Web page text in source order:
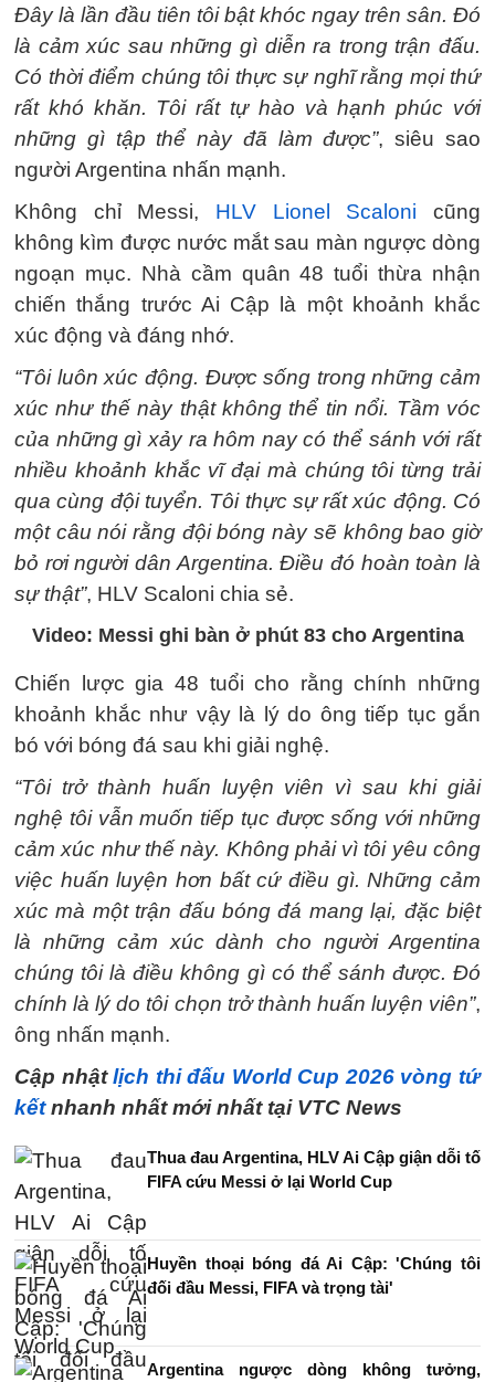
Đây là lần đầu tiên tôi bật khóc ngay trên sân. Đó
là cảm xúc sau những gì diễn ra trong trận đấu.
Có thời điểm chúng tôi thực sự nghĩ rằng mọi thứ
rất khó khăn. Tôi rất tự hào và hạnh phúc với
những gì tập thể này đã làm được”, siêu sao
người Argentina nhấn mạnh.
Không chỉ Messi, HLV Lionel Scaloni cũng
không kìm được nước mắt sau màn ngược dòng
ngoạn mục. Nhà cầm quân 48 tuổi thừa nhận
chiến thắng trước Ai Cập là một khoảnh khắc
xúc động và đáng nhớ.
“Tôi luôn xúc động. Được sống trong những cảm
xúc như thế này thật không thể tin nổi. Tầm vóc
của những gì xảy ra hôm nay có thể sánh với rất
nhiều khoảnh khắc vĩ đại mà chúng tôi từng trải
qua cùng đội tuyển. Tôi thực sự rất xúc động. Có
một câu nói rằng đội bóng này sẽ không bao giờ
bỏ rơi người dân Argentina. Điều đó hoàn toàn là
sự thật”, HLV Scaloni chia sẻ.
Video: Messi ghi bàn ở phút 83 cho Argentina
Chiến lược gia 48 tuổi cho rằng chính những
khoảnh khắc như vậy là lý do ông tiếp tục gắn
bó với bóng đá sau khi giải nghệ.
“Tôi trở thành huấn luyện viên vì sau khi giải
nghệ tôi vẫn muốn tiếp tục được sống với những
cảm xúc như thế này. Không phải vì tôi yêu công
việc huấn luyện hơn bất cứ điều gì. Những cảm
xúc mà một trận đấu bóng đá mang lại, đặc biệt
là những cảm xúc dành cho người Argentina
chúng tôi là điều không gì có thể sánh được. Đó
chính là lý do tôi chọn trở thành huấn luyện viên”,
ông nhấn mạnh.
Cập nhậtlịch thi đấu World Cup 2026 vòng tứ
kếtnhanh nhất mới nhất tại VTC News
Thua đau Argentina, HLV Ai Cập giận dỗi tố
FIFA cứu Messi ở lại World Cup
Huyền thoại bóng đá Ai Cập: 'Chúng tôi
đối đầu Messi, FIFA và trọng tài'
Argentina ngược dòng không tưởng,